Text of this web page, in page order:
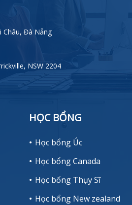
Châu, Đà Nẵng
NSW 2204
HỌC BỔNG
Học bổng Úc
Học bổng Canada
Học bổng Thụy Sĩ
Học bổng New zealand